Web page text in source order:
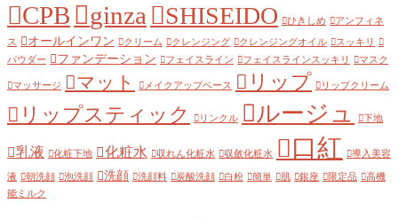
CPB ginza SHISEIDO ひきしめ アンフィネ
ス オールインワン クリーム クレンジング クレンジングオイル
スッキリ
パウダー
ファンデーション フェイスライン フェイスラインスッキリ マスク
マッサージ マット メイクアップベース リップ リップクリーム
リップスティック リンクル ルージュ 下地
乳液 化粧下地 化粧水 収れん化粧水 収斂化粧水 口紅 導入美容
液 朝洗顔 泡洗顔 洗顔 洗顔料 炭酸洗顔 白粉 簡単 肌 銀座 限定品
高機
能ミルク